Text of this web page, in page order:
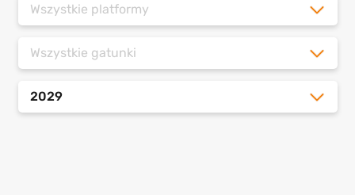
Wszystkie platformy
Wszystkie gatunki
2029